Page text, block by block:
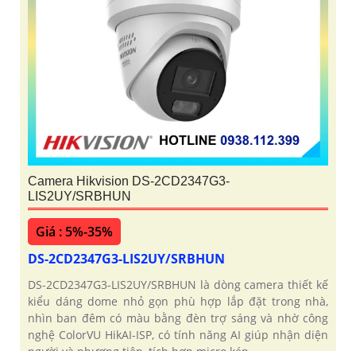
Camera Hikvision DS-2CD2347G3-
LIS2UY/SRBHUN
Giá : 5%-35%
DS-2CD2347G3-LIS2UY/SRBHUN
DS-2CD2347G3-LIS2UY/SRBHUN là dòng camera thiết kế
kiểu dáng dome nhỏ gọn phù hợp lắp đặt trong nhà,
nhìn ban đêm có màu bằng đèn trợ sáng và nhờ công
nghệ ColorVU HikAI-ISP, có tính năng AI giúp nhận diện